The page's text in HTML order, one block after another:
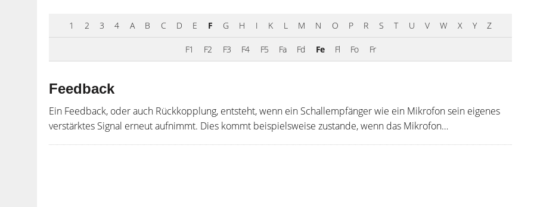
1 2 3 4 A B C D E F G H I K L M N O P R S T U V W X Y Z
F1 F2 F3 F4 F5 Fa Fd Fe Fl Fo Fr
Feedback
Ein Feedback, oder auch Rückkopplung, entsteht, wenn ein Schallempfänger wie ein Mikrofon sein eigenes
verstärktes Signal erneut aufnimmt. Dies kommt beispielsweise zustande, wenn das Mikrofon…